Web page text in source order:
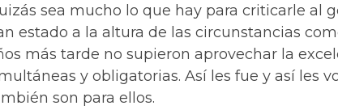
sea mucho lo que hay para criticarle al
estado a la altura de las circunstancias
más tarde no supieron aprovechar la
y obligatorias. Así les fue y así les
son para ellos.